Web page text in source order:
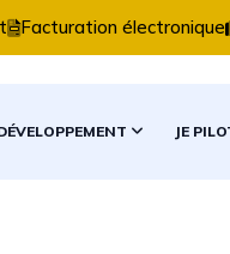
Comptable vous
Facturation électronique
JE